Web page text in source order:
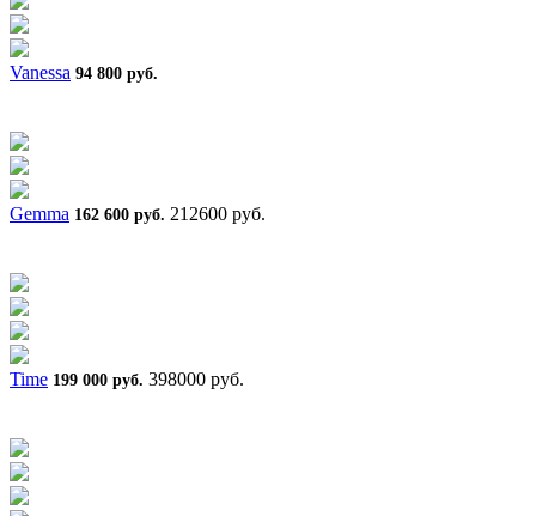
Vanessa 94 800 руб.
Gemma 162 600 руб. 212600 руб.
Time 199 000 руб. 398000 руб.